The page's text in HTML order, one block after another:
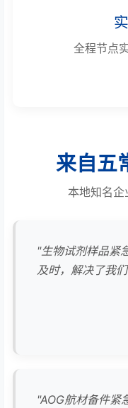
全程节点
来自五
本地知名企
"生物试剂样品紧
及时，解决了我
"AOG航材备件紧